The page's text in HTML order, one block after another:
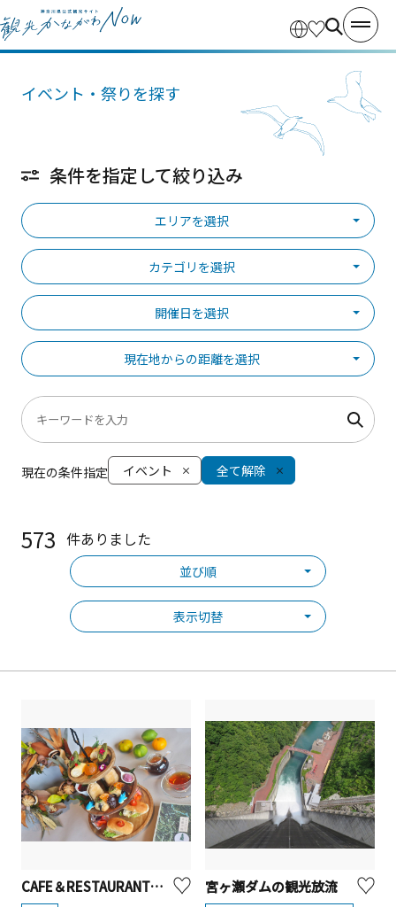
イベント・祭りを探す
条件を指定して絞り込み
エリアを選択
カテゴリを選択
開催日を選択
現在地からの距離を選択
現在の条件指定 イベント 全て解除
573 件ありました
並び順
表示切替
CAFE＆RESTAURANT燈下 アフタヌーンティー『真鶴三段手帖 ―冬―』【真鶴町】 宮ヶ瀬ダムの観光放流